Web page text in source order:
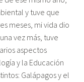
y tuve que
meses, mi vida dio
vez más, tuve
aspectos
y la Educación
Galápagos y el